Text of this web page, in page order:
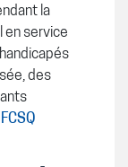
la
en service
des